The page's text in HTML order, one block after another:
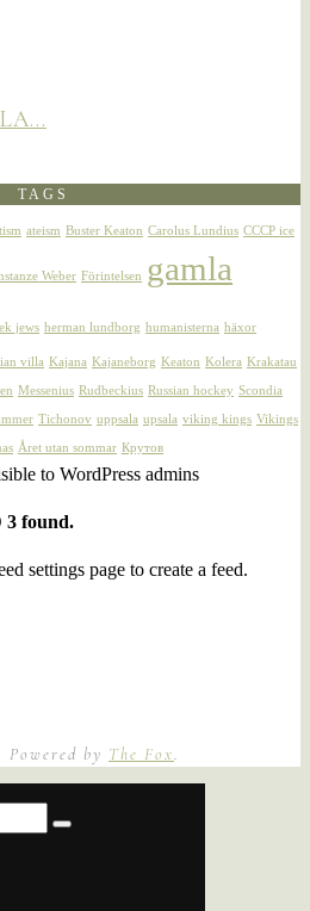
TAGS
ateism Buster Keaton Carolus Lundius CCCP ice
Weber Förintelsen gamla
jews herman lundborg humanisterna häxor
villa Kajana Kajaneborg Keaton Kolera Krakatau
Messenius Rudbeckius Russian hockey Scondia
Tichonov uppsala upsala viking kings Vikings
Året utan sommar Крутов
to WordPress admins
3 found.
settings page to create a feed.
by The Fox.